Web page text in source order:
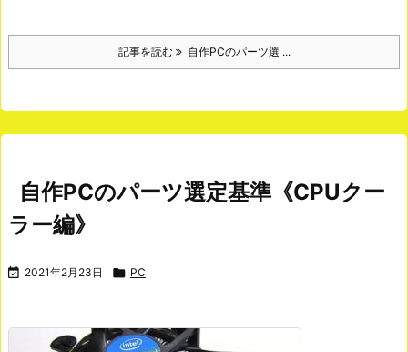
記事を読む 自作PCのパーツ選 ...
自作PCのパーツ選定基準《CPUクー
ラー編》
 2021年2月23日  PC